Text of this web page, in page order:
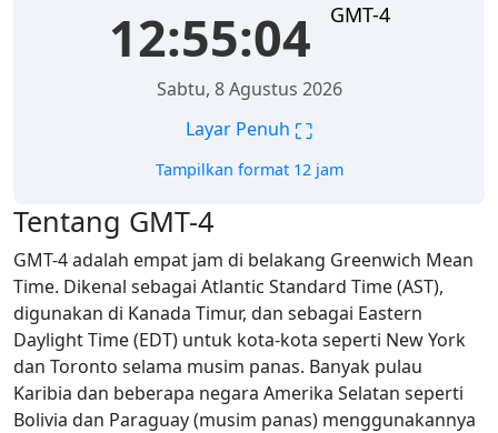
12:55:04 GMT-4
Sabtu, 8 Agustus 2026
Layar Penuh ⛶
Tampilkan format 12 jam
Tentang GMT-4
GMT-4 adalah empat jam di belakang Greenwich Mean
Time. Dikenal sebagai Atlantic Standard Time (AST),
digunakan di Kanada Timur, dan sebagai Eastern
Daylight Time (EDT) untuk kota-kota seperti New York
dan Toronto selama musim panas. Banyak pulau
Karibia dan beberapa negara Amerika Selatan seperti
Bolivia dan Paraguay (musim panas) menggunakannya